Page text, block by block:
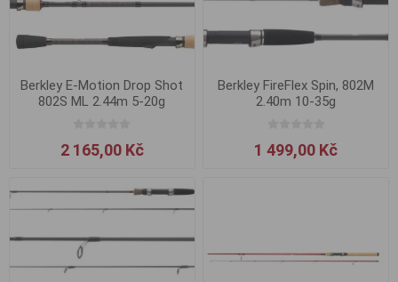
Berkley E-Motion Drop Shot
802S ML 2.44m 5-20g
2 165,00 Kč
Berkley FireFlex Spin, 802M
2.40m 10-35g
1 499,00 Kč